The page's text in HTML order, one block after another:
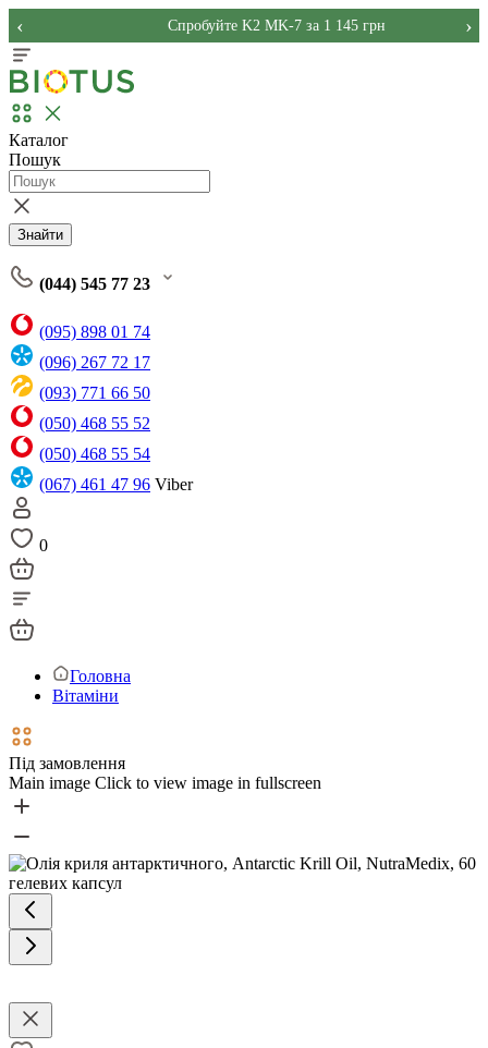
Спробуйте K2 MK-7 за 1 145 грн
‹ ›
Каталог
Пошук
Знайти
(044) 545 77 23
(095) 898 01 74
(096) 267 72 17
(093) 771 66 50
(050) 468 55 52
(050) 468 55 54
(067) 461 47 96 Viber
0
Головна
Вітаміни
Під замовлення
Main image Click to view image in fullscreen